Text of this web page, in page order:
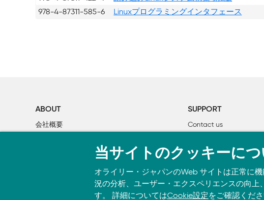
978-4-87311-585-6
Linuxプログラミングインタフェース
ABOUT
会社概要
SUPPORT
Contact us
書籍注文
当サイトのクッキーにつ
オライリー・ジャパンのWeb サイトは正常に
況の分析、ユーザー・エクスペリエンスの向
す。 詳細についてはCookie設定をご確認くださ